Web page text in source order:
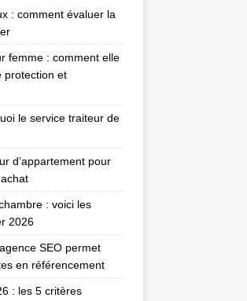
: comment évaluer la
femme : comment elle
protection et
le service traiteur de
d’appartement pour
: voici les
2026
SEO permet
en référencement
: les 5 critères